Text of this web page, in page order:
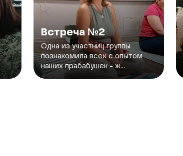
Встреча №2
Одна из участниц группы
познакомила всех с опытом
наших прабабушек - ж...